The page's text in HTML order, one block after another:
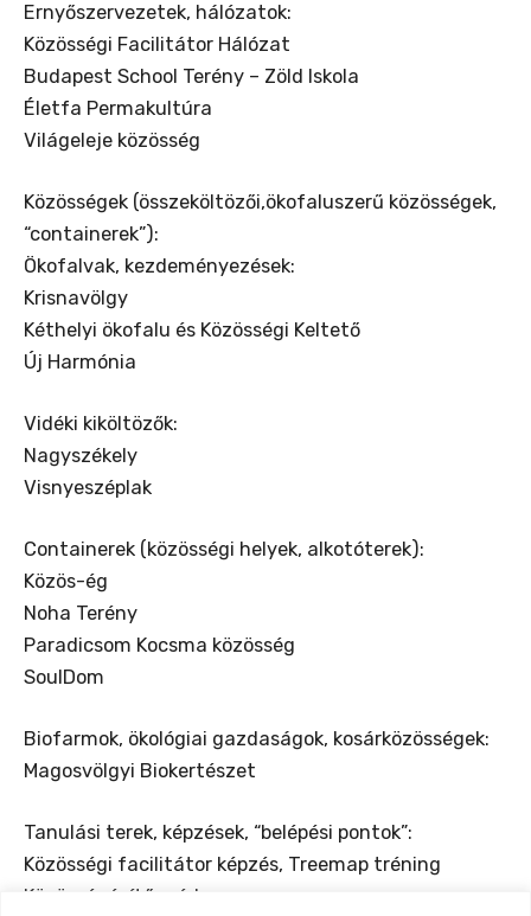
Ernyőszervezetek, hálózatok:
Közösségi Facilitátor Hálózat
Budapest School Terény – Zöld Iskola
Életfa Permakultúra
Világeleje közösség
Közösségek (összeköltözői,ökofaluszerű közösségek,
“containerek”):
Ökofalvak, kezdeményezések:
Krisnavölgy
Kéthelyi ökofalu és Közösségi Keltető
Új Harmónia
Vidéki kiköltözők:
Nagyszékely
Visnyeszéplak
Containerek (közösségi helyek, alkotóterek):
Közös-ég
Noha Terény
Paradicsom Kocsma közösség
SoulDom
Biofarmok, ökológiai gazdaságok, kosárközösségek:
Magosvölgyi Biokertészet
Tanulási terek, képzések, “belépési pontok”:
Közösségi facilitátor képzés, Treemap tréning
Közösségépítő módszer